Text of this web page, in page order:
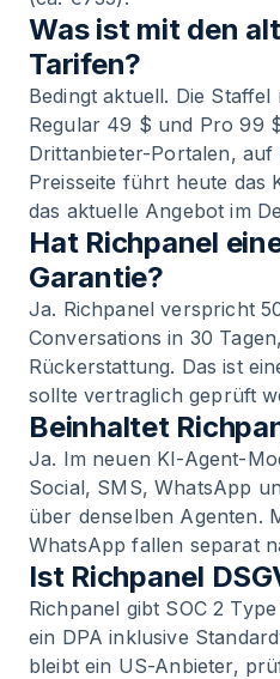
Was ist mit den
Tarifen?
Bedingt aktuell. Die
Regular 49 $ und Pro 99
Drittanbieter-Portalen, auf
Preisseite führt heute das
das aktuelle Angebot im
Hat Richpanel
Garantie?
Ja. Richpanel verspricht
Conversations in 30
Rückerstattung. Das ist
sollte vertraglich geprüft
Beinhaltet
Ja. Im neuen KI-Agent-
Social, SMS, WhatsApp
über denselben Agenten.
WhatsApp fallen separat
Ist Richpanel
Richpanel gibt SOC 2
ein DPA inklusive
bleibt ein US-Anbieter,